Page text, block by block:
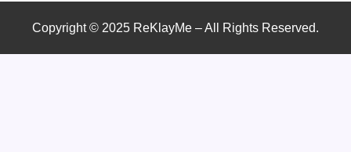
Copyright © 2025 ReKlayMe – All Rights Reserved.